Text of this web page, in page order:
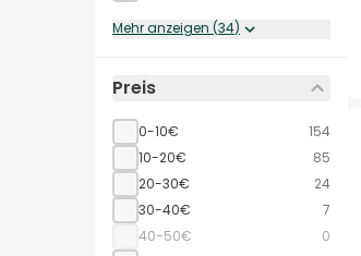
Mehr anzeigen (34)
Preis
0-10€
154
10-20€
85
20-30€
24
30-40€
7
40-50€
0